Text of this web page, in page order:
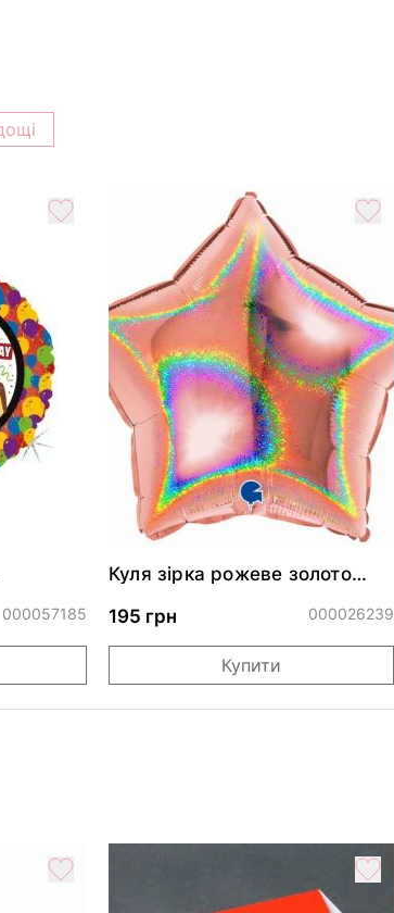
000057185
Куля зірка рожеве золото
195 грн
000026239
Купити